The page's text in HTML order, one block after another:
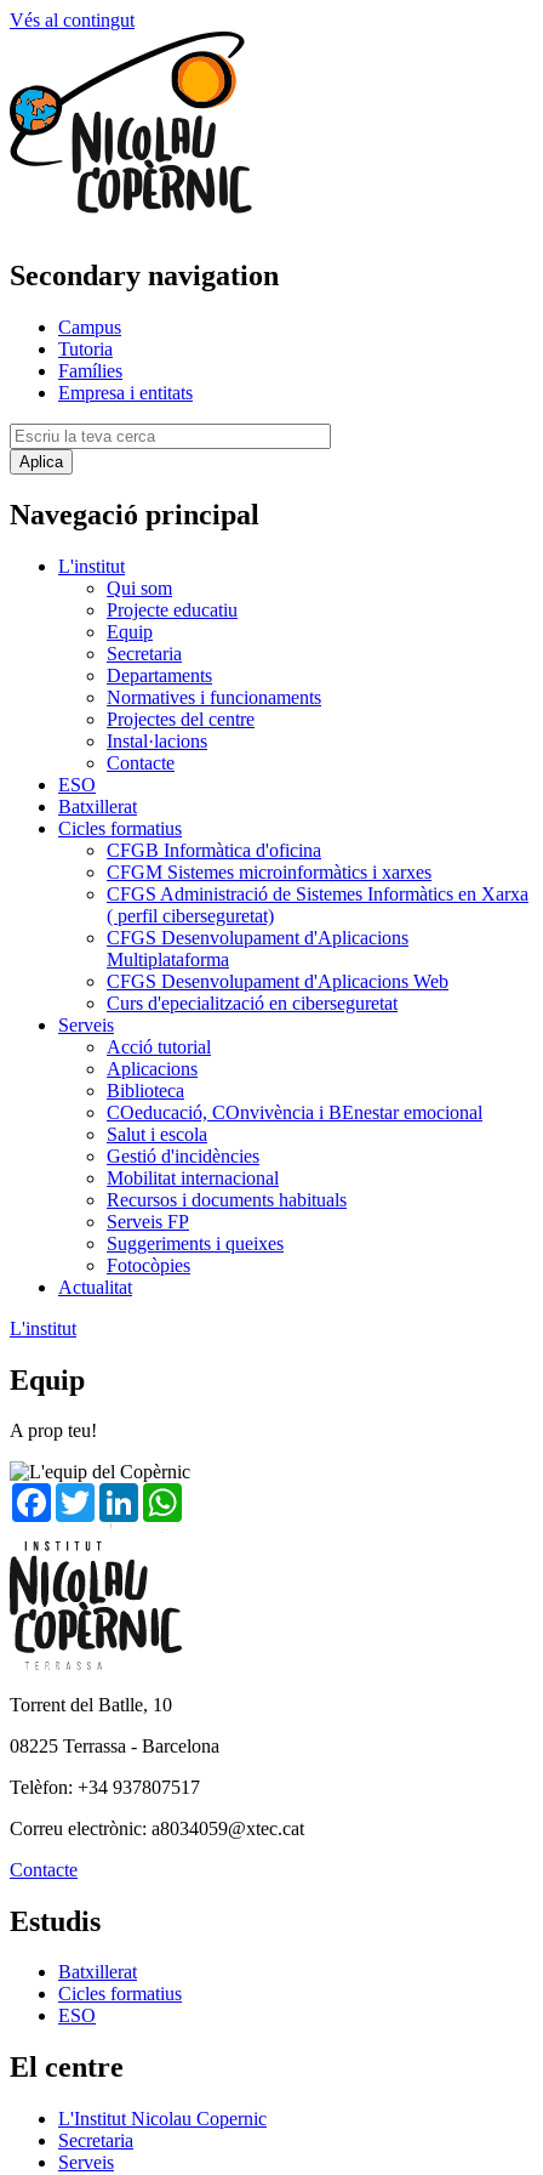
Vés al contingut
Secondary navigation
Campus
Tutoria
Famílies
Empresa i entitats
Navegació principal
L'institut
Qui som
Projecte educatiu
Equip
Secretaria
Departaments
Normatives i funcionaments
Projectes del centre
Instal·lacions
Contacte
ESO
Batxillerat
Cicles formatius
CFGB Informàtica d'oficina
CFGM Sistemes microinformàtics i xarxes
CFGS Administració de Sistemes Informàtics en Xarxa
( perfil ciberseguretat)
CFGS Desenvolupament d'Aplicacions
Multiplataforma
CFGS Desenvolupament d'Aplicacions Web
Curs d'epecialització en ciberseguretat
Serveis
Acció tutorial
Aplicacions
Biblioteca
COeducació, COnvivència i BEnestar emocional
Salut i escola
Gestió d'incidències
Mobilitat internacional
Recursos i documents habituals
Serveis FP
Suggeriments i queixes
Fotocòpies
Actualitat
L'institut
Equip
A prop teu!
Facebook
TwitterLinkedIn
Torrent del Batlle, 10
08225 Terrassa - Barcelona
Telèfon: +34 937807517
Correu electrònic: a8034059@xtec.cat
Contacte
Estudis
Batxillerat
Cicles formatius
ESO
El centre
L'Institut Nicolau Copernic
Secretaria
Serveis